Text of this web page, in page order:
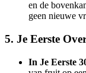
en de
geen nieuwe
5. Je Eerste
In Je Eerste